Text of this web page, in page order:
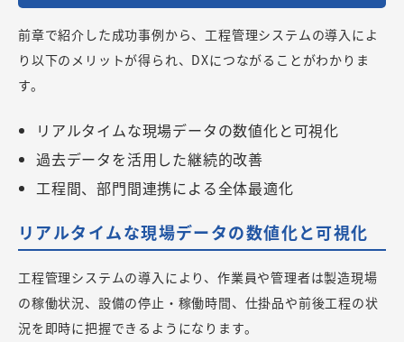
前章で紹介した成功事例から、工程管理システムの導入によ
り以下のメリットが得られ、DXにつながることがわかりま
す。
リアルタイムな現場データの数値化と可視化
過去データを活用した継続的改善
工程間、部門間連携による全体最適化
リアルタイムな現場データの数値化と可視化
工程管理システムの導入により、作業員や管理者は製造現場
の稼働状況、設備の停止・稼働時間、仕掛品や前後工程の状
況を即時に把握できるようになります。